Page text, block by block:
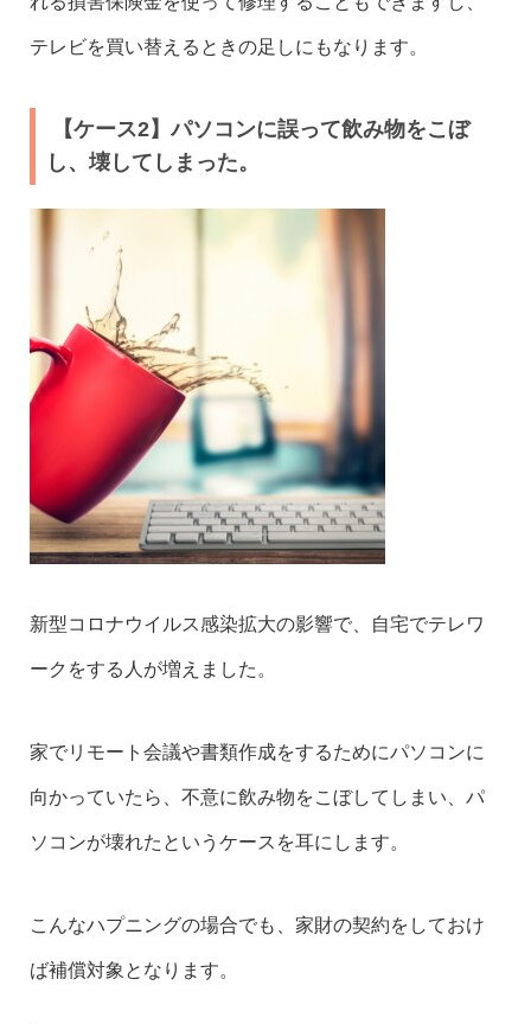
テレビを買い替えるときの足しにもなります。
【ケース2】パソコンに誤って飲み物をこぼ
し、壊してしまった。
新型コロナウイルス感染拡大の影響で、自宅でテレワ
ークをする人が増えました。
家でリモート会議や書類作成をするためにパソコンに
向かっていたら、不意に飲み物をこぼしてしまい、パ
ソコンが壊れたというケースを耳にします。
こんなハプニングの場合でも、家財の契約をしておけ
ば補償対象となります。